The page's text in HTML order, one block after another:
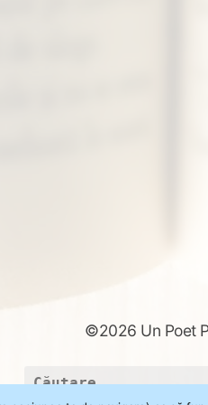
©2026 Un Poet
Caută